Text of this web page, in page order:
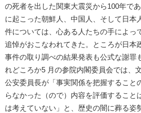
の死者を出した関東大震災から100年で
に起こった朝鮮人、中国人、そして日本
件については、心ある人たちの手によっ
追悼がおこなわれてきた。ところが日本
事件の取り調べの結果発表も公式な謝罪
れどころか5 月の参院内閣委員会では、
公安委員長が「事実関係を把握すること
らなかった（ので）内容を評価すること
は考えていない」と、歴史の闇に葬る姿